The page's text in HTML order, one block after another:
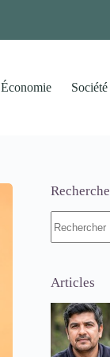
Économie Société
Recherche
résultat
Articles